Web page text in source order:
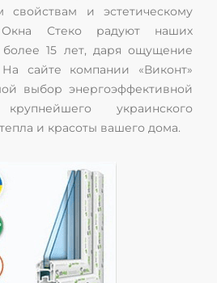
свойствам и эстетическому
Стеко радуют наших
более 15 лет, даря ощущение
сайте компании «Виконт»
выбор энергоэффективной
украинского
и красоты вашего дома.